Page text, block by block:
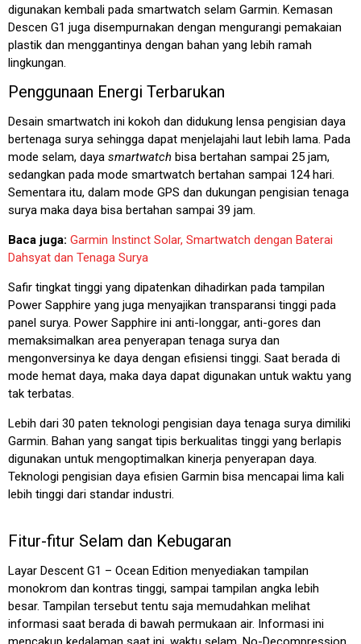
digunakan kembali pada smartwatch selam Garmin. Kemasan
Descen G1 juga disempurnakan dengan mengurangi pemakaian
plastik dan menggantinya dengan bahan yang lebih ramah
lingkungan.
Penggunaan Energi Terbarukan
Desain smartwatch ini kokoh dan didukung lensa pengisian daya
bertenaga surya sehingga dapat menjelajahi laut lebih lama. Pada
mode selam, daya smartwatch bisa bertahan sampai 25 jam,
sedangkan pada mode smartwatch bertahan sampai 124 hari.
Sementara itu, dalam mode GPS dan dukungan pengisian tenaga
surya maka daya bisa bertahan sampai 39 jam.
Baca juga: Garmin Instinct Solar, Smartwatch dengan Baterai
Dahsyat dan Tenaga Surya
Safir tingkat tinggi yang dipatenkan dihadirkan pada tampilan
Power Sapphire yang juga menyajikan transparansi tinggi pada
panel surya. Power Sapphire ini anti-longgar, anti-gores dan
memaksimalkan area penyerapan tenaga surya dan
mengonversinya ke daya dengan efisiensi tinggi. Saat berada di
mode hemat daya, maka daya dapat digunakan untuk waktu yang
tak terbatas.
Lebih dari 30 paten teknologi pengisian daya tenaga surya dimiliki
Garmin. Bahan yang sangat tipis berkualitas tinggi yang berlapis
digunakan untuk mengoptimalkan kinerja penyerapan daya.
Teknologi pengisian daya efisien Garmin bisa mencapai lima kali
lebih tinggi dari standar industri.
Fitur-fitur Selam dan Kebugaran
Layar Descent G1 – Ocean Edition menyediakan tampilan
monokrom dan kontras tinggi, sampai tampilan angka lebih
besar. Tampilan tersebut tentu saja memudahkan melihat
informasi saat berada di bawah permukaan air. Informasi ini